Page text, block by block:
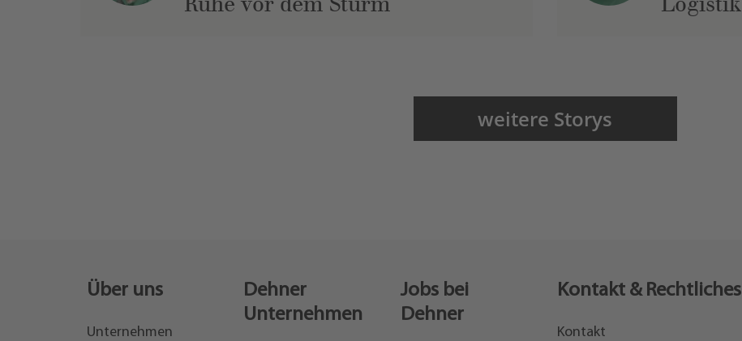
weitere Storys
Über uns
Unternehmen
Dehner
Unternehmen
Jobs bei
Dehner
Kontakt & Rechtliches
Kontakt